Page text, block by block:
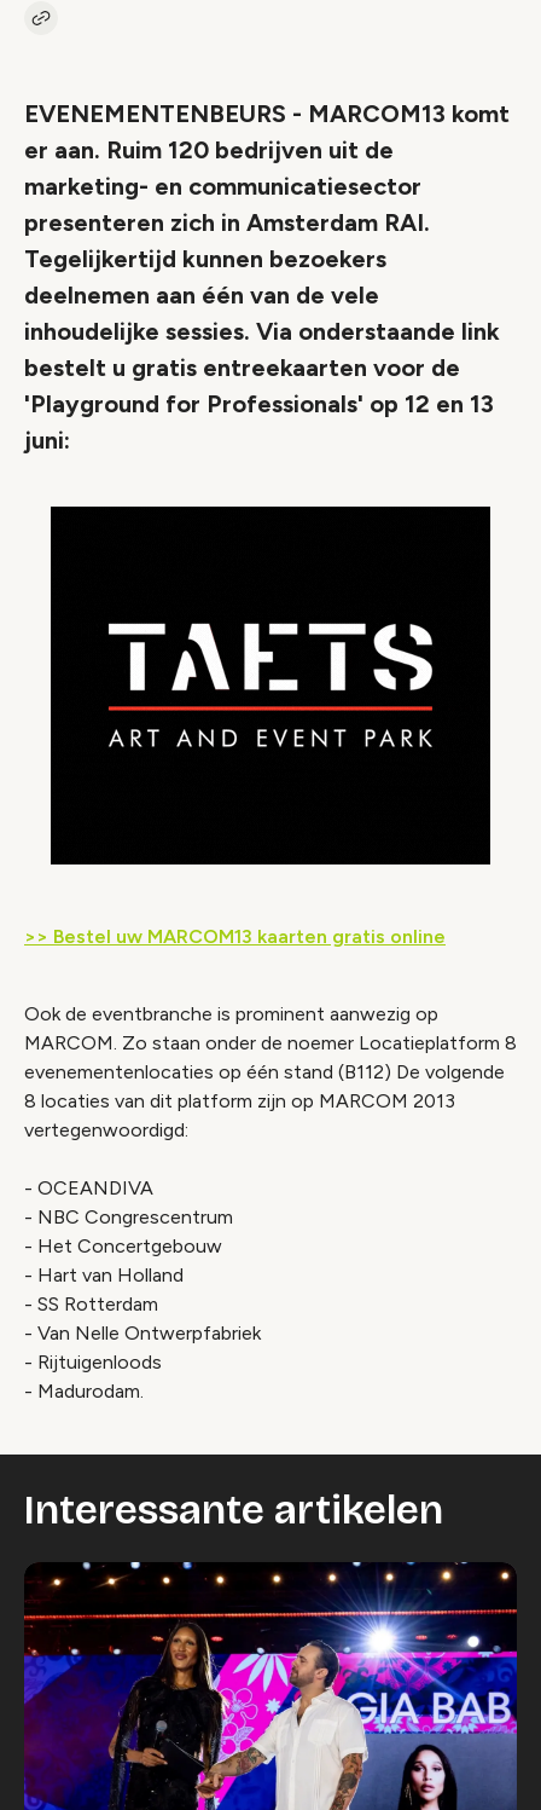
Kopieer link naar artikel
EVENEMENTENBEURS - MARCOM13 komt
er aan. Ruim 120 bedrijven uit de
marketing- en communicatiesector
presenteren zich in Amsterdam RAI.
Tegelijkertijd kunnen bezoekers
deelnemen aan één van de vele
inhoudelijke sessies. Via onderstaande link
bestelt u gratis entreekaarten voor de
'Playground for Professionals' op 12 en 13
juni:
>> Bestel uw MARCOM13 kaarten gratis online
Ook de eventbranche is prominent aanwezig op
MARCOM. Zo staan onder de noemer Locatieplatform 8
evenementenlocaties op één stand (B112) De volgende
8 locaties van dit platform zijn op MARCOM 2013
vertegenwoordigd:
- OCEANDIVA
- NBC Congrescentrum
- Het Concertgebouw
- Hart van Holland
- SS Rotterdam
- Van Nelle Ontwerpfabriek
- Rijtuigenloods
- Madurodam.
Interessante artikelen